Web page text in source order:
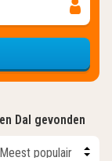
Dal gevonden